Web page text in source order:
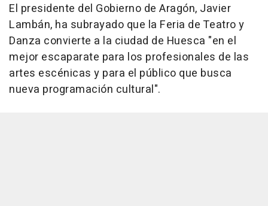
El presidente del Gobierno de Aragón, Javier
Lambán, ha subrayado que la Feria de Teatro y
Danza convierte a la ciudad de Huesca "en el
mejor escaparate para los profesionales de las
artes escénicas y para el público que busca
nueva programación cultural".